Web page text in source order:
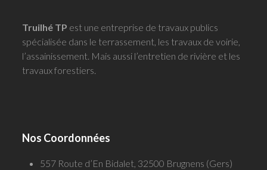
Truilhé TP est une entreprise de travaux publics
spécialisée dans le terrassement, les travaux de voirie,
l’assainissement. Mais aussi l’entretien de rivière et les
travaux forestiers.
Nos Coordonnées
557 Route d’En Bidalet, 32500 Brugnens (Gers)